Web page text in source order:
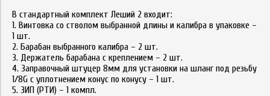
В стандартный комплект Леший 2 входит:
1. Винтовка со стволом выбранной длины и калибра в упаковке –
1 шт.
2. Барабан выбранного калибра – 2 шт.
3. Держатель барабана с креплением – 2 шт.
4. Заправочный штуцер 8мм для установки на шланг под резьбу
1/8G с уплотнением конус по конусу – 1 шт.
5. ЗИП (РТИ) – 1 компл.